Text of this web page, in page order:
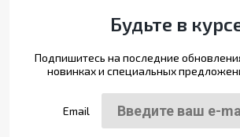
Будьте в
Подпишитесь на последние
новинках и специальных
Email